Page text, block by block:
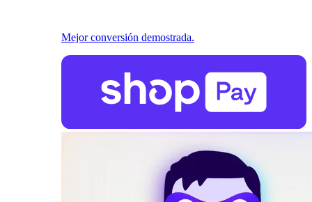
Mejor conversión demostrada.